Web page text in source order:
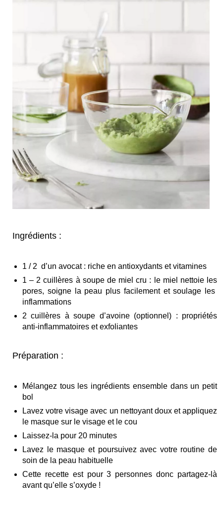
Ingrédients :
1 / 2 d’un avocat : riche en antioxydants et vitamines
1 – 2 cuillères à soupe de miel cru : le miel nettoie les
pores, soigne la peau plus facilement et soulage les
inflammations
2 cuillères à soupe d’avoine (optionnel) : propriétés
anti-inflammatoires et exfoliantes
Préparation :
Mélangez tous les ingrédients ensemble dans un petit
bol
Lavez votre visage avec un nettoyant doux et appliquez
le masque sur le visage et le cou
Laissez-la pour 20 minutes
Lavez le masque et poursuivez avec votre routine de
soin de la peau habituelle
Cette recette est pour 3 personnes donc partagez-là
avant qu’elle s’oxyde !